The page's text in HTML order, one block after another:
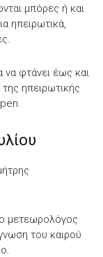
μπόρες ή και
ηπειρωτικά,
να φτάνει έως και
ηπειρωτικής
μετεωρολόγος
του καιρού